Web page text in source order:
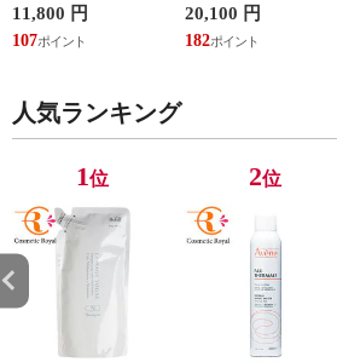
品】【国内未発売容
量】最安値に挑戦
中！
11,800 円
107
20,100 円
182
人気ランキング
1位 2位